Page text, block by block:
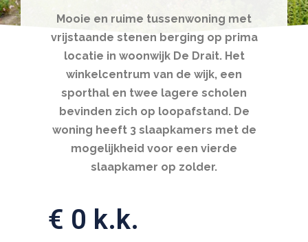
Mooie en ruime tussenwoning met
vrijstaande stenen berging op prima
locatie in woonwijk De Drait. Het
winkelcentrum van de wijk, een
sporthal en twee lagere scholen
bevinden zich op loopafstand. De
woning heeft 3 slaapkamers met de
mogelijkheid voor een vierde
slaapkamer op zolder.
€ 0 k.k.